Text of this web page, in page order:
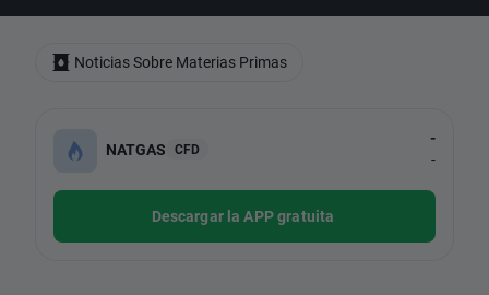
NATGAS CFD
-
-
Descargar la APP gratuita
Noticias Sobre Materias Primas